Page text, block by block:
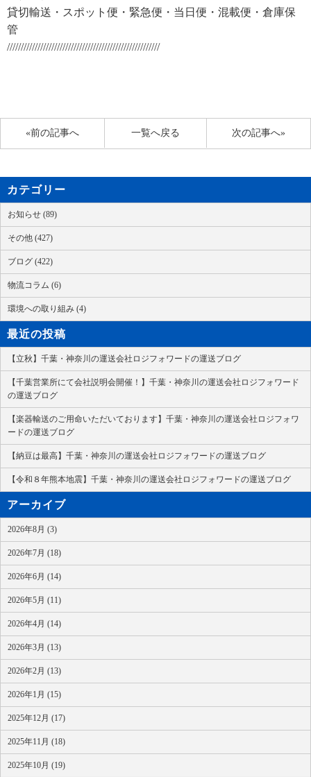
貸切輸送・スポット便・緊急便・当日便・混載便・倉庫保
管
///////////////////////////////////////////////////////
«前の記事へ 次の記事へ»
一覧へ戻る
カテゴリー
お知らせ (89)
その他 (427)
ブログ (422)
物流コラム (6)
環境への取り組み (4)
最近の投稿
【立秋】千葉・神奈川の運送会社ロジフォワードの運送ブログ
【千葉営業所にて会社説明会開催！】千葉・神奈川の運送会社ロジフォワード
の運送ブログ
【楽器輸送のご用命いただいております】千葉・神奈川の運送会社ロジフォワ
ードの運送ブログ
【納豆は最高】千葉・神奈川の運送会社ロジフォワードの運送ブログ
【令和８年熊本地震】千葉・神奈川の運送会社ロジフォワードの運送ブログ
アーカイブ
2026年8月 (3)
2026年7月 (18)
2026年6月 (14)
2026年5月 (11)
2026年4月 (14)
2026年3月 (13)
2026年2月 (13)
2026年1月 (15)
2025年12月 (17)
2025年11月 (18)
2025年10月 (19)